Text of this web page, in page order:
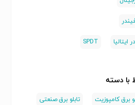
اروپایی
و اتوماسیون
صنعتی
SPDT
دسته
برق کامپوزیت تابلو برق صنعتی